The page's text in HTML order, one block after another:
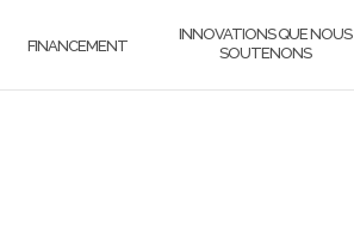
FINANCEMENT
INNOVATIONS QUE NOUS
SOUTENONS